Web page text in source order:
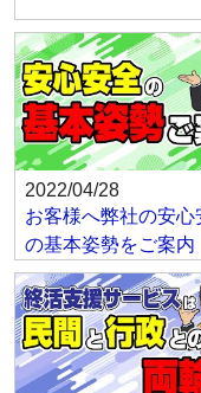
2022/04/28
お客様へ弊社の安心
の基本姿勢をご案内